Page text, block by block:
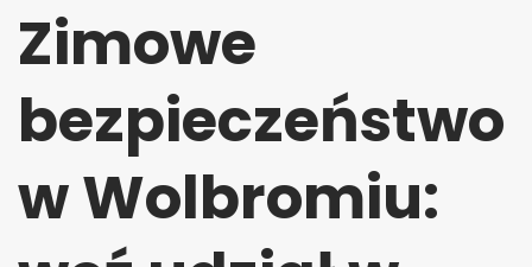
Zimowe
bezpieczeństwo
w Wolbromiu: